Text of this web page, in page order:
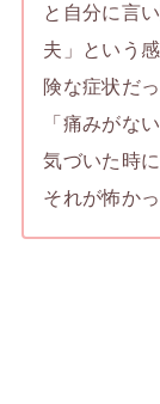
と自分に言
夫」という
険な症状だ
「痛みがな
気づいた時
それが怖か